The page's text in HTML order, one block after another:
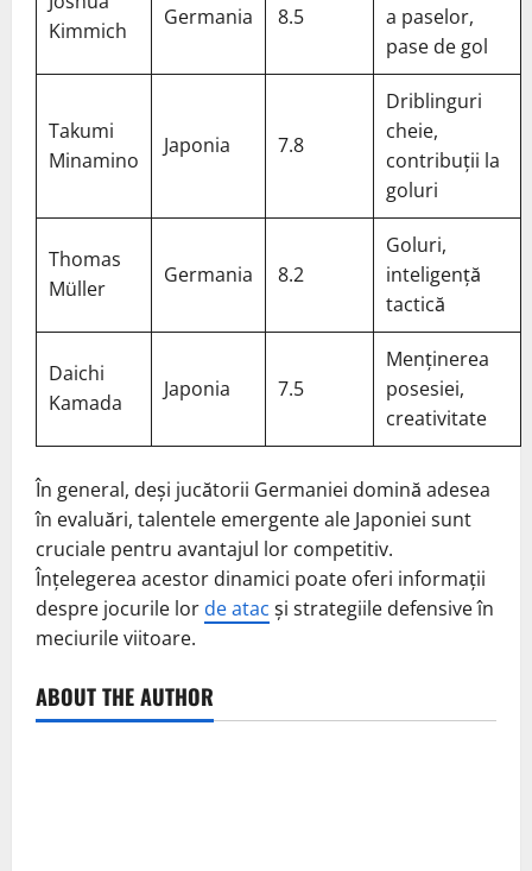
Kimmich
Germania 8.5
a paselor,
pase de gol
Takumi
Minamino
Japonia 7.8
Driblinguri
cheie,
contribuții la
goluri
Thomas
Müller
Germania 8.2
Goluri,
inteligență
tactică
Daichi
Kamada
Japonia 7.5
Menținerea
posesiei,
creativitate
În general, deși jucătorii Germaniei domină adesea
în evaluări, talentele emergente ale Japoniei sunt
cruciale pentru avantajul lor competitiv.
Înțelegerea acestor dinamici poate oferi informații
despre jocurile lor de atac și strategiile defensive în
meciurile viitoare.
ABOUT THE AUTHOR